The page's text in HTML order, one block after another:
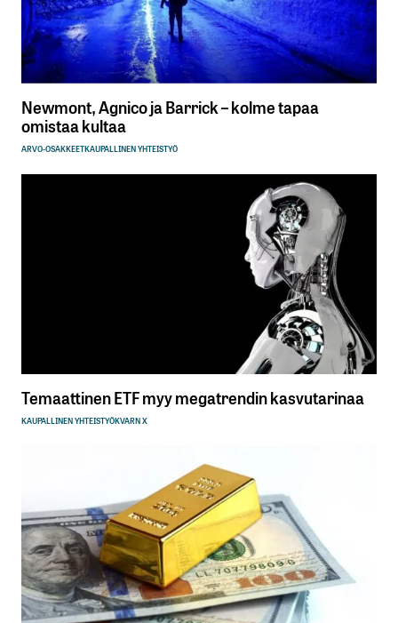
Newmont, Agnico ja Barrick – kolme tapaa
omistaa kultaa
ARVO-OSAKKEETKAUPALLINEN YHTEISTYÖ
Temaattinen ETF myy megatrendin kasvutarinaa
KAUPALLINEN YHTEISTYÖKVARN X